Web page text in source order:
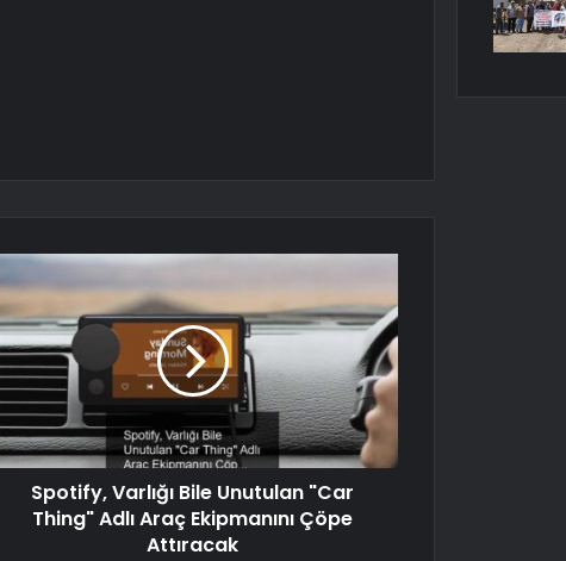
Spotify, Varlığı Bile Unutulan "Car
Thing" Adlı Araç Ekipmanını Çöpe
Attıracak